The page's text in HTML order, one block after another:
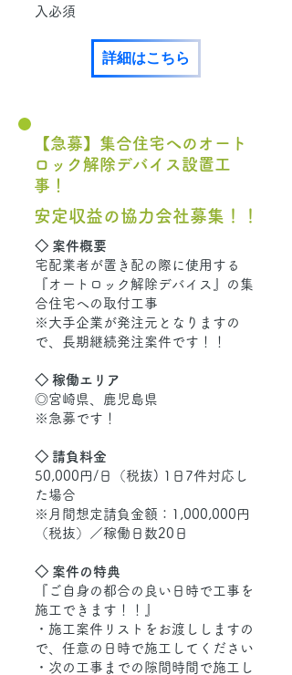
入必須
詳細はこちら
【急募】集合住宅へのオート
ロック解除デバイス設置工
事！
安定収益の協力会社募集！！
◇ 案件概要
宅配業者が置き配の際に使用する
『オートロック解除デバイス』の集
合住宅への取付工事
※大手企業が発注元となりますの
で、長期継続発注案件です！！
◇ 稼働エリア
◎宮崎県、鹿児島県
※急募です！
◇ 請負料金
50,000円/日（税抜) 1日7件対応し
た場合
※月間想定請負金額：1,000,000円
（税抜）／稼働日数20日
◇ 案件の特典
『ご自身の都合の良い日時で工事を
施工できます！！』
・施工案件リストをお渡ししますの
で、任意の日時で施工してください
・次の工事までの隙間時間で施工し